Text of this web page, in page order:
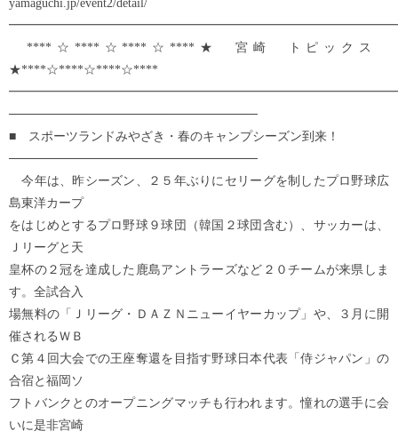
yamaguchi.jp/event2/detail/
****☆****☆****☆****★ 宮崎 トピックス
★****☆****☆****☆****
────────────────────────────
■ スポーツランドみやざき・春のキャンプシーズン到来！
────────────────────────────
今年は、昨シーズン、２５年ぶりにセリーグを制したプロ野球広
島東洋カープ
をはじめとするプロ野球９球団（韓国２球団含む）、サッカーは、
Ｊリーグと天
皇杯の２冠を達成した鹿島アントラーズなど２０チームが来県しま
す。全試合入
場無料の「Ｊリーグ・ＤＡＺＮニューイヤーカップ」や、３月に開
催されるＷＢ
Ｃ第４回大会での王座奪還を目指す野球日本代表「侍ジャパン」の
合宿と福岡ソ
フトバンクとのオープニングマッチも行われます。憧れの選手に会
いに是非宮崎